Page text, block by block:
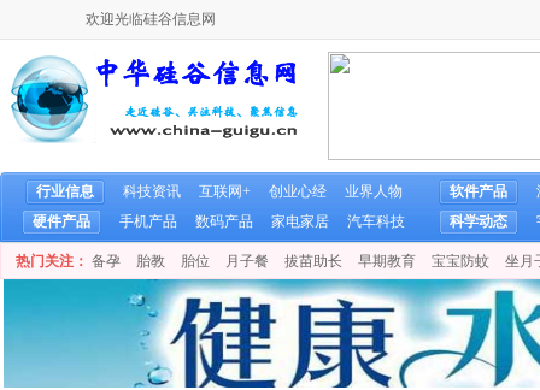
欢迎光临硅谷信息网
行业信息 科技资讯 互联网+ 创业心经
业界人物
硬件产品
手机产品 数码产品 家电家居 汽车科技
软件产品
科学动态
热门关注： 备孕 胎教 胎位 月子餐 拔苗助长 早期教育 宝宝防蚊 坐月